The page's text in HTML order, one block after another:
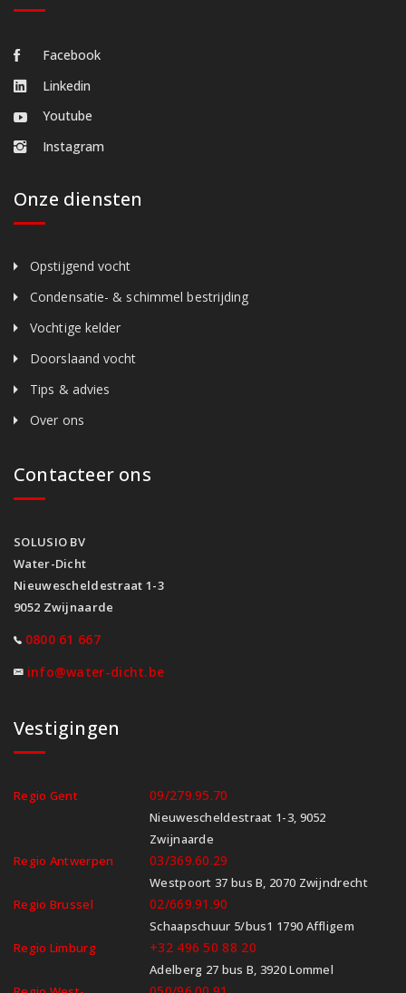
Facebook
Linkedin
Youtube
Instagram
Onze diensten
Opstijgend vocht
Condensatie- & schimmel bestrijding
Vochtige kelder
Doorslaand vocht
Tips & advies
Over ons
Contacteer ons
SOLUSIO BV
Water-Dicht
Nieuwescheldestraat 1-3
9052 Zwijnaarde
0800 61 667
info@water-dicht.be
Vestigingen
Regio Gent 09/279.95.70
Nieuwescheldestraat 1-3, 9052
Zwijnaarde
Regio Antwerpen
03/369.60.29
Westpoort 37 bus B, 2070 Zwijndrecht
Regio Brussel
02/669.91.90
Schaapschuur 5/bus1 1790 Affligem
Regio Limburg
+32 496 50 88 20
Adelberg 27 bus B, 3920 Lommel